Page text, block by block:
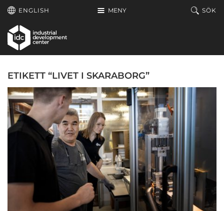
Hoppa till huvudinnehållet
MENY
ENGLISH SÖK
ETIKETT “LIVET I SKARABORG”